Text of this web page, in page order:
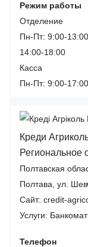
Режим работы
Отделение
Пн-Пт: 9:00-
14:00-18:00
Касса
Пн-Пт: 9:00-17:00
Креди
Региональное
Полтавская
Полтава, ул.
Сайт: credit-
Услуги:
Телефон